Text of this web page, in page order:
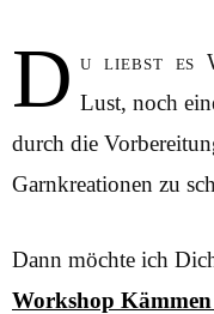
D u liebst es
Lust, noch
durch die
Garnkreationen zu
Dann möchte ich
Workshop